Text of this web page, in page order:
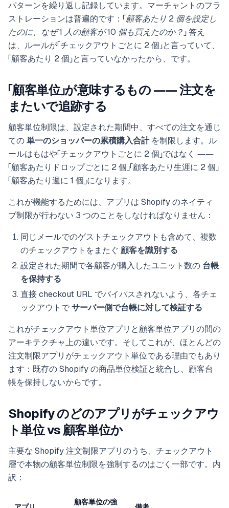
パターンを繰り返し記録しています。マーチャントのフラ
ストレーションは普遍的です： 「顧客あたり 2 個を設定し
たのに、なぜ 1 人の顧客が 10 個も買えたのか？」 答え
は、ルールが「チェックアウトごとに 2 個」と言っていて、
「顧客あたり 2 個」と言っていなかったから、です。
「顧客単位」が意味するもの ―― 注文を
またいで追跡する
顧客単位制限は、設定された期間中、すべての注文を通じ
ての 単一のショッパーの累積購入合計を制限します。ル
ールはもはや「チェックアウトごとに 2 個」ではなく ――
「顧客あたりドロップごとに 2 個」「顧客あたり生涯に 2 個」
「顧客あたり週に 1 個」になります。
これが機能するためには、アプリは Shopify のネイティ
ブ制限が行わない 3 つのことをしなければなりません：
同じメールでのゲストチェックアウトも含めて、複数
のチェックアウトをまたぐ 顧客を識別する
設定された期間で各顧客が購入したユニット数の 台帳
を保持する
直接 checkout URL でバイパスされないよう、各チェ
ックアウトで サーバー側で台帳に対して検証する
これがチェックアウト単位アプリと顧客単位アプリの間の
アーキテクチャ上の違いです。そしてこれが、ほとんどの
注文制限アプリがチェックアウト単位である理由でもあり
ます：既存の Shopify の商品単位検証と統合し、顧客台
帳を保持しないからです。
Shopify のどのアプリがチェックアウ
ト単位 vs 顧客単位か
主要な Shopify 注文制限アプリのうち、チェックアウト
層で本物の顧客単位制限を強制するのはごく一部です。内
訳：
顧客単位の強